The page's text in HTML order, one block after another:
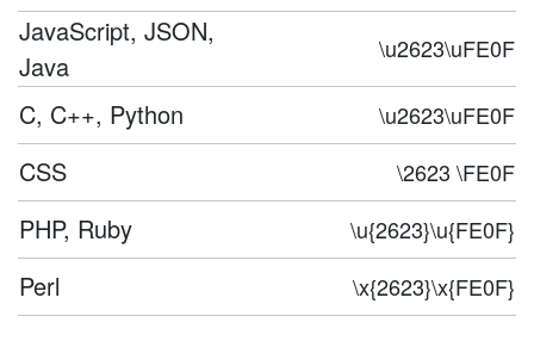
JavaScript, JSON,
Java
\u2623\uFE0F
C, C++, Python \u2623\uFE0F
CSS \2623 \FE0F
PHP, Ruby \u{2623}\u{FE0F}
Perl \x{2623}\x{FE0F}